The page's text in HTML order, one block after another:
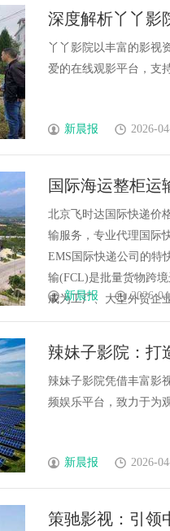
深度解析丫丫影
丫丫影院以丰富的影视
爱的在线观影平台，支
新晨报 2026-
国际海运整柜运
飞时达快递官网
北京飞时达国际快递价
输服务，专业代理国际
EMS国际快递公司的特
输(FCL)是批量货物跨
成为工厂、大型外贸企
新晨报 2026-
辣妹子影院：打
辣妹子影院凭借丰富影
频娱乐平台，致力于为
新晨报 2026-
策驰影视：引领